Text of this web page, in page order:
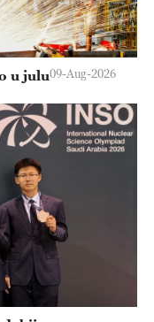
u julu09-Aug-2026